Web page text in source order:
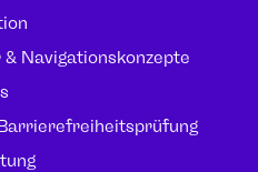
Navigationskonzepte